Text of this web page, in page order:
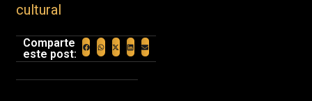
cultural
Comparte
este post: